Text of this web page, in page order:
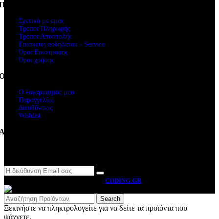
Σχετικά με εμάς
Τρόποι Πληρωμής
Τρόποι Αποστολής
Επισκευή ποδηλάτου - Service
Όροι Επιστροφής
Όροι χρήσης
Λογαριασμός μου
Ο λογαριασμός μου
Παραγγελίες
Διευθύνσεις
Wishlist
μας
CODING.GR
Search
Ξεκινήστε να πληκτρολογείτε για να δείτε τα προϊόντα που
ψάχνετε.